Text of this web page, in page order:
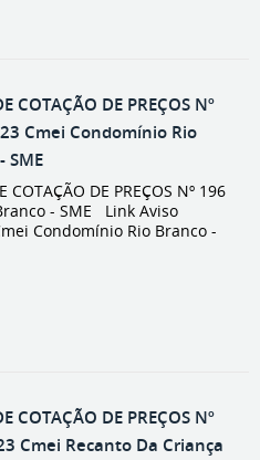
COTAÇÃO DE PREÇOS Nº
Cmei Condomínio Rio
SME
COTAÇÃO DE PREÇOS Nº 196
- SME Link Aviso
Condomínio Rio Branco -
COTAÇÃO DE PREÇOS Nº
Cmei Recanto Da Criança